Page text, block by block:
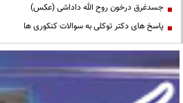
جسدغرق درخون روح الله داداشی (عکس)
پاسخ های دکتر توکلی به سوالات کنکوری ها